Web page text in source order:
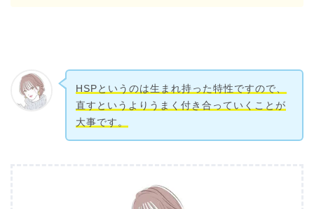
HSPというのは生まれ持った特性ですので、
直すというよりうまく付き合っていくことが
大事です。